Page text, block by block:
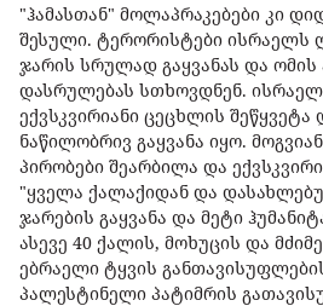
"ჰამასთან" მოლაპრაკებები კი
შესული. ტერორისტები ისრაელს
ჯარის სრულად გაყვანას და
დასრულებას სთხოვდნენ.
ექვსკვირიანი ცეცხლის შეწყვეტა
ნაწილობრივ გაყვანა იყო.
პირობები შეარბილა და
"ყველა ქალაქიდან და
ჯარების გაყვანა და მეტი
ასევე 40 ქალის, მოხუცის და
ებრაელი ტყვის
პალესტინელი პატიმრის